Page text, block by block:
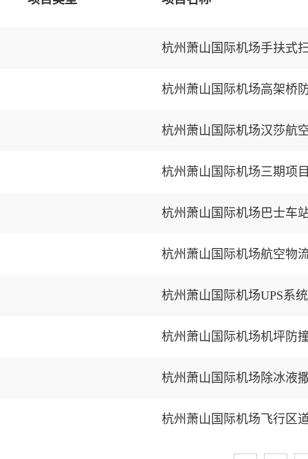
杭州萧山国际机场手扶式
杭州萧山国际机场高架桥
杭州萧山国际机场汉莎航
杭州萧山国际机场三期项
杭州萧山国际机场巴士车
杭州萧山国际机场航空物
杭州萧山国际机场UPS系
杭州萧山国际机场机坪防
杭州萧山国际机场除冰液
杭州萧山国际机场飞行区